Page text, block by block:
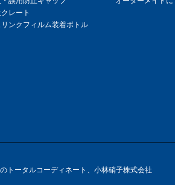
レート
リンクフィルム装着ボトル
トータルコーディネート、小林硝子株式会社